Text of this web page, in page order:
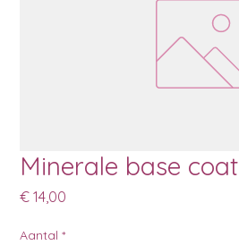
Minerale base coat
€ 14,00
Aantal *